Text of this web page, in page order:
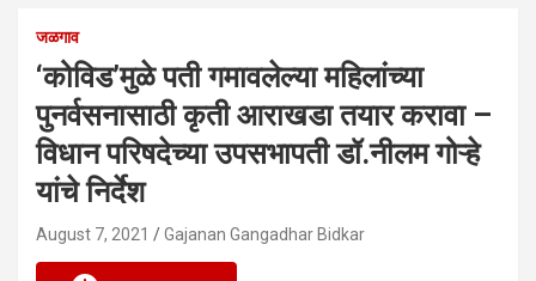
जळगाव
‘कोविड’मुळे पती गमावलेल्या महिलांच्या
पुनर्वसनासाठी कृती आराखडा तयार करावा –
विधान परिषदेच्या उपसभापती डॉ.नीलम गोऱ्हे
यांचे निर्देश
August 7, 2021 Gajanan Gangadhar Bidkar